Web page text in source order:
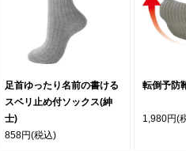
足首ゆったり名前の書ける
スベリ止め付ソックス(紳
士)
858円(税込)
転倒予防
1,980円(